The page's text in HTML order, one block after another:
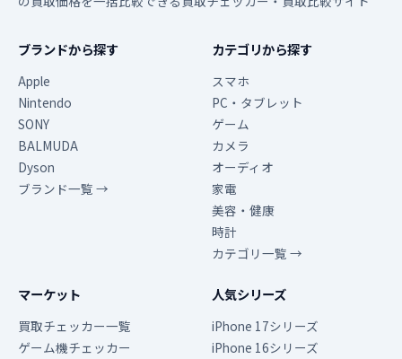
ブランドから探す
Apple
Nintendo
SONY
BALMUDA
Dyson
ブランド一覧 →
カテゴリから探す
スマホ
PC・タブレット
ゲーム
カメラ
オーディオ
家電
美容・健康
時計
カテゴリ一覧 →
マーケット
買取チェッカー一覧
ゲーム機チェッカー
人気シリーズ
iPhone 17シリーズ
iPhone 16シリーズ